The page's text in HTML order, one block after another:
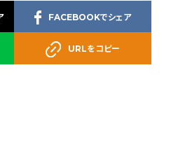
FACEBOOKでシェア
URLをコピー